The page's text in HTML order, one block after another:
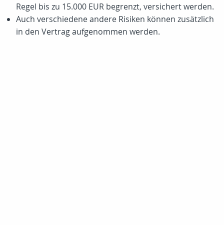
Regel bis zu 15.000 EUR begrenzt, versichert werden.
Auch verschiedene andere Risiken können zusätzlich
in den Vertrag aufgenommen werden.